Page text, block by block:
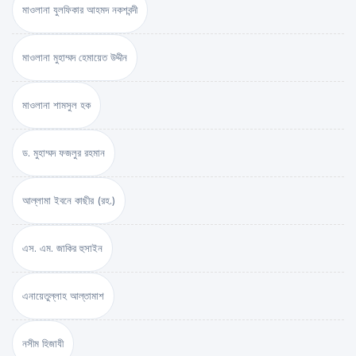
মাওলানা যুলফিকার আহমদ নকশবন্দী
মাওলানা মুহাম্মদ হেমায়েত উদ্দীন
মাওলানা শামসুল হক
ড. মুহাম্মদ ফজলুর রহমান
আল্লামা ইবনে কাছীর (রহ.)
এস. এম. জাকির হুসাইন
এনায়েতুল্লাহ আল্‌তামাশ
নসীম হিজাযী